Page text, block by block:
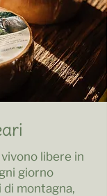
libere in
giorno
di montagna,